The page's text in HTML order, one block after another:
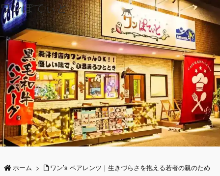
ワンぽてぃと
ホーム >
ワン’s ペアレンツ｜生きづらさを抱える若者の親のため